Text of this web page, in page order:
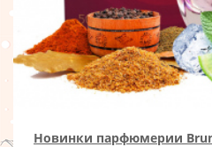
Новинки парфюмерии